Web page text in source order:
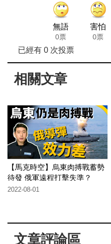
無語
0票
害怕
0票
已經有 0次投票
相關文章
【馬克時空】烏東肉搏戰蓄勢
待發 俄軍遠程打擊失準？
2022-08-01
文章評論區